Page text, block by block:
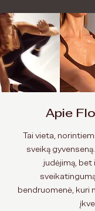
Apie
Tai vieta,
sveiką
judėjimą, bet
bendruomenė, kuri